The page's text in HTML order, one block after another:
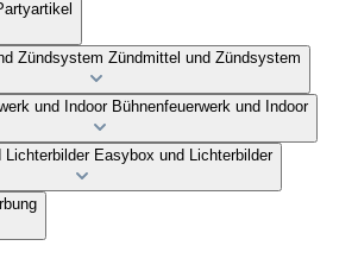
Zündmittel und Zündsystem
Bühnenfeuerwerk und Indoor
Easybox und Lichterbilder